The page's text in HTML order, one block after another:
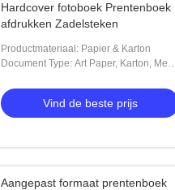
Hardcover fotoboek Prentenboek
afdrukken Zadelsteken
Productmateriaal: Papier & Karton
Document Type: Art Paper, Karton, Met
golfkarton
Vind de beste prijs
Aangepast formaat prentenboek